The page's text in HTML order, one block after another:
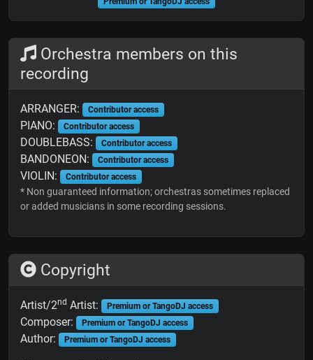
Orchestra members on this
recording
ARRANGER: Contributor access
PIANO: Contributor access
DOUBLEBASS: Contributor access
BANDONEON: Contributor access
VIOLIN: Contributor access
* Non guaranteed information; orchestras sometimes replaced
or added musicians in some recording sessions.
Copyright
Artist/2nd Artist: Premium or TangoDJ access
Composer: Premium or TangoDJ access
Author: Premium or TangoDJ access